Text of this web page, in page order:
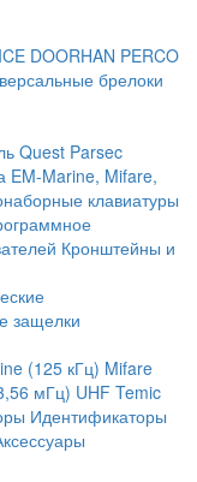
DOORHAN PERCO
брелоки
Quest Parsec
EM-Marine, Mifare,
клавиатуры
Кронштейны и
защелки
(125 кГц) Mifare
мГц) UHF Temic
Идентификаторы